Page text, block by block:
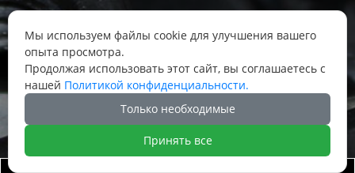
Адрес: Северная часть Западной улицы,
Чжоуцунь, поселок Сису, район Юннянь,
город Ханьдань, провинция Хэбэй, Китай
 
Мы используем файлы cookie для улучшения вашего
опыта просмотра.
Продолжая использовать этот сайт, вы соглашаетесь с
нашей Политикой конфиденциальности.
Только необходимые
Принять все